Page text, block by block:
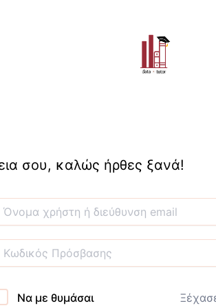
σου, καλώς ήρθες ξανά!
Να με θυμάσαι